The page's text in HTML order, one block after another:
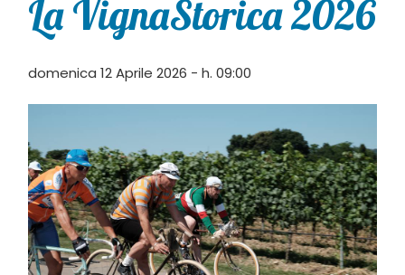
La VignaStorica 2026
domenica 12 Aprile 2026 - h. 09:00